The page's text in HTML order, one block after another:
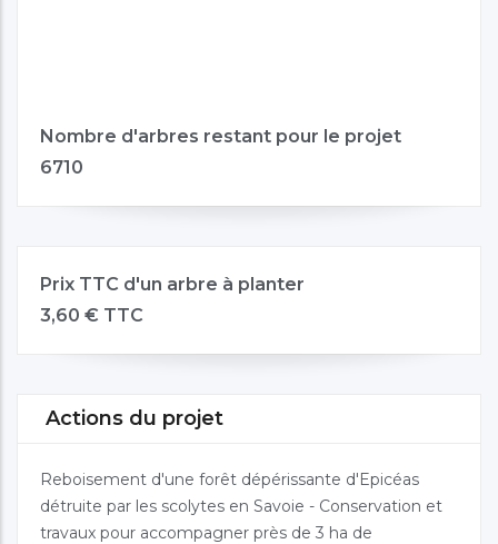
Nombre d'arbres restant pour le projet
6710
Prix TTC d'un arbre à planter
3,60 € TTC
Actions du projet
Reboisement d'une forêt dépérissante d'Epicéas
détruite par les scolytes en Savoie - Conservation et
travaux pour accompagner près de 3 ha de